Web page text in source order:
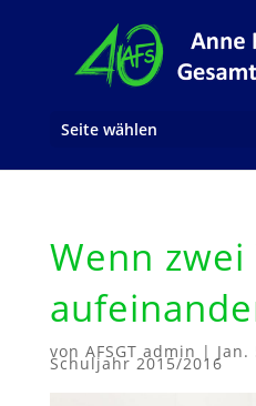
Seite wählen
Wenn
von AFSGT admin | Jan.
Schuljahr 2015/2016